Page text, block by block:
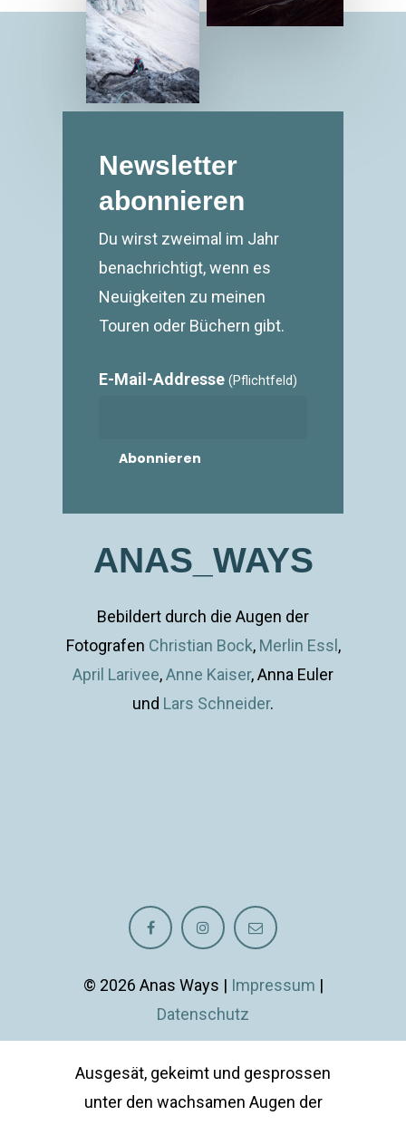
Newsletter
abonnieren
Du wirst zweimal im Jahr
benachrichtigt, wenn es
Neuigkeiten zu meinen
Touren oder Büchern gibt.
E-Mail-Addresse (Pflichtfeld)
ANAS_WAYS
Bebildert durch die Augen der
Fotografen Christian Bock, Merlin Essl ,
April Larivee,Anne Kaiser, Anna Euler
und Lars Schneider.
© 2026 Anas Ways | Impressum |
Datenschutz
Ausgesät, gekeimt und gesprossen
unter den wachsamen Augen der